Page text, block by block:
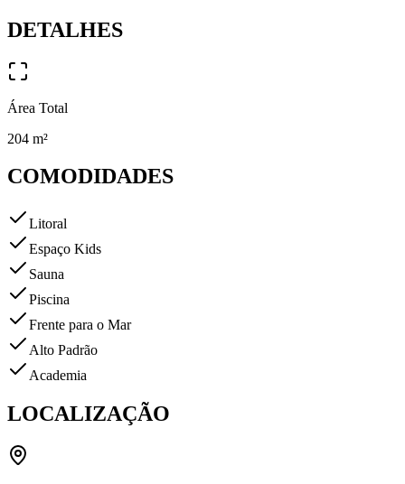
DETALHES
Área Total
204 m²
COMODIDADES
Litoral
Espaço Kids
Sauna
Piscina
Frente para o Mar
Alto Padrão
Academia
LOCALIZAÇÃO